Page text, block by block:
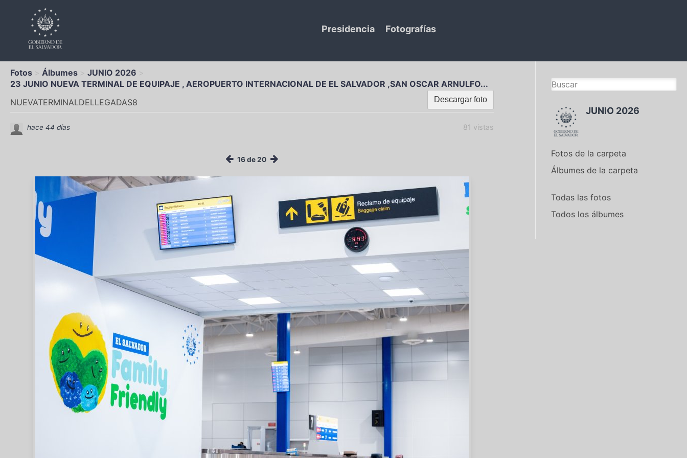
Presidencia Fotografías
Fotos Álbumes
JUNIO 2026
23 JUNIO NUEVA TERMINAL DE EQUIPAJE , AEROPUERTO INTERNACIONAL DE EL SALVADOR ,SAN OSCAR ARNULFO...
Descargar foto
NUEVATERMINALDELLEGADAS8
81 vistas
hace 44 días
16 de 20
JUNIO 2026
Fotos de la carpeta
Álbumes de la carpeta
Todas las fotos
Todos los álbumes